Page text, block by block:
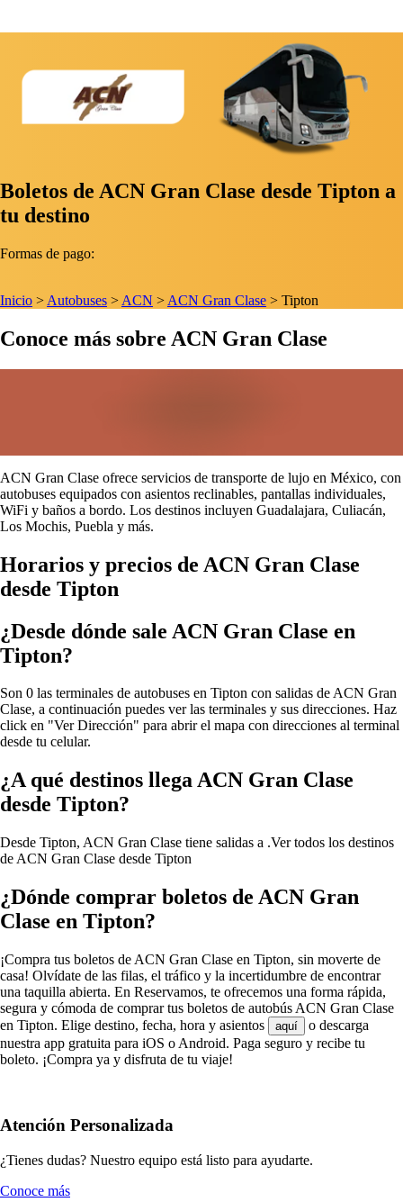
Boletos de ACN Gran Clase desde Tipton a
tu destino
Formas de pago:
Inicio > Autobuses > ACN > ACN Gran Clase > Tipton
Conoce más sobre ACN Gran Clase
ACN Gran Clase ofrece servicios de transporte de lujo en México, con
autobuses equipados con asientos reclinables, pantallas individuales,
WiFi y baños a bordo. Los destinos incluyen Guadalajara, Culiacán,
Los Mochis, Puebla y más.
Horarios y precios de ACN Gran Clase
desde Tipton
¿Desde dónde sale ACN Gran Clase en
Tipton?
Son 0 las terminales de autobuses en Tipton con salidas de ACN Gran
Clase, a continuación puedes ver las terminales y sus direcciones. Haz
click en "Ver Dirección" para abrir el mapa con direcciones al terminal
desde tu celular.
¿A qué destinos llega ACN Gran Clase
desde Tipton?
Desde Tipton, ACN Gran Clase tiene salidas a .Ver todos los destinos
de ACN Gran Clase desde Tipton
¿Dónde comprar boletos de ACN Gran
Clase en Tipton?
¡Compra tus boletos de ACN Gran Clase en Tipton, sin moverte de
casa! Olvídate de las filas, el tráfico y la incertidumbre de encontrar
una taquilla abierta. En Reservamos, te ofrecemos una forma rápida,
segura y cómoda de comprar tus boletos de autobús ACN Gran Clase
en Tipton. Elige destino, fecha, hora y asientos
aquí
o descarga
nuestra app gratuita para iOS o Android. Paga seguro y recibe tu
boleto. ¡Compra ya y disfruta de tu viaje!
Atención Personalizada
¿Tienes dudas? Nuestro equipo está listo para ayudarte.
Conoce más